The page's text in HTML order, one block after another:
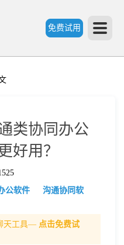
免费试用
类协同办公
好用？
公软件
沟通协同软
天工具— 点击免费试